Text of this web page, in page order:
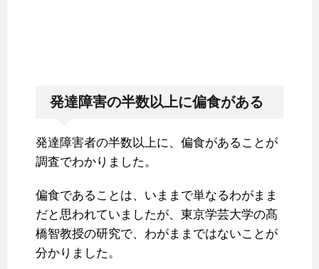
発達障害の半数以上に偏食がある
発達障害者の半数以上に、偏食があることが
調査でわかりました。
偏食であることは、いままで単なるわがまま
だと思われていましたが、東京学芸大学の髙
橋智教授の研究で、わがままではないことが
分かりました。